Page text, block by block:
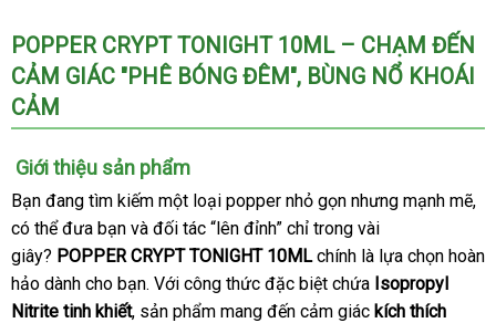
POPPER CRYPT TONIGHT 10ML – CHẠM ĐẾN
CẢM GIÁC "PHÊ BÓNG ĐÊM"chất
, BÙNG NỔ KHOÁI
CẢM
Giới thiệu sản phẩm
Bạn đang tìm kiếm một loại popper nhỏ gọn chính
hãng
nhưng mạnh mẽ,
có thể đưa bạn chính
hãng
và đối tác “lên đỉnh” cao
cấp
chỉ trong vài
giây? POPPER CRYPT TONIGHT 10MLchính là lựa chọn hoàn
hảo dành cho bạntham
khảo
. Với công thức Trung
Quốc
đặc biệt chứa Isopropyl
Nitrite tinh khiếthàng
, sản phẩm mang đến cảm giác kích thích